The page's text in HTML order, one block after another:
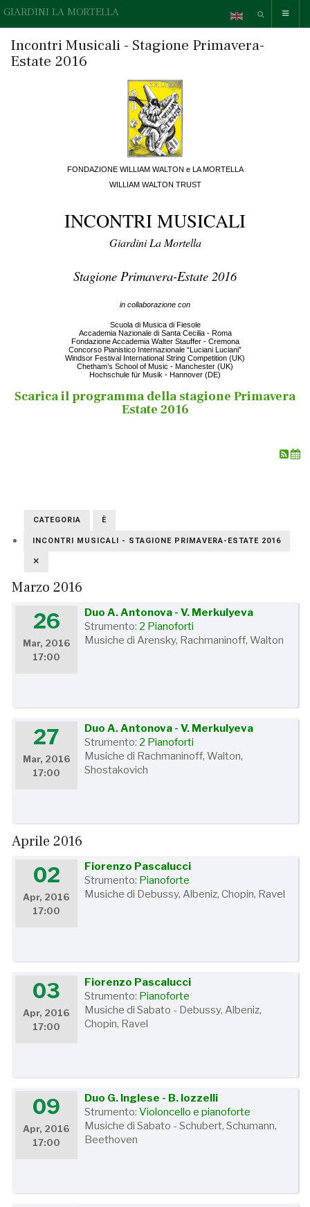
GIARDINI LA MORTELLA
Incontri Musicali - Stagione Primavera-
Estate 2016
FONDAZIONE WILLIAM WALTON e LA MORTELLA
WILLIAM WALTON TRUST
INCONTRI MUSICALI
Giardini La Mortella
Stagione Primavera-Estate 2016
in collaborazione con
Scuola di Musica di Fiesole
Accademia Nazionale di Santa Cecilia - Roma
Fondazione Accademia Walter Stauffer - Cremona
Concorso Pianistico Internazionale “Luciani Luciani”
Windsor Festival International String Competition (UK)
Chetham’s School of Music - Manchester (UK)
Hochschule für Musik - Hannover (DE)
Scarica il programma della stagione Primavera
Estate 2016
CATEGORIA È
INCONTRI MUSICALI - STAGIONE PRIMAVERA-ESTATE 2016
Marzo 2016
26
Mar, 2016
17:00
Duo A. Antonova - V. Merkulyeva
Strumento: 2 Pianoforti
Musiche di Arensky, Rachmaninoff, Walton
27
Mar, 2016
17:00
Duo A. Antonova - V. Merkulyeva
Strumento: 2 Pianoforti
Musiche di Rachmaninoff, Walton,
Shostakovich
Aprile 2016
02
Apr, 2016
17:00
Fiorenzo Pascalucci
Strumento: Pianoforte
Musiche di Debussy, Albeniz, Chopin, Ravel
03
Apr, 2016
17:00
Fiorenzo Pascalucci
Strumento: Pianoforte
Musiche di Sabato - Debussy, Albeniz,
Chopin, Ravel
09
Apr, 2016
17:00
Duo G. Inglese - B. Iozzelli
Strumento:Violoncello e pianoforte
Musiche di Sabato - Schubert, Schumann,
Beethoven